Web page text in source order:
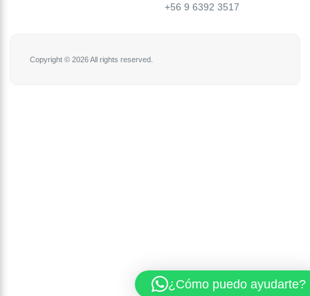
+56 9 6392 3517
Copyright © 2026 All rights reserved.
¿Cómo puedo ayudarte?